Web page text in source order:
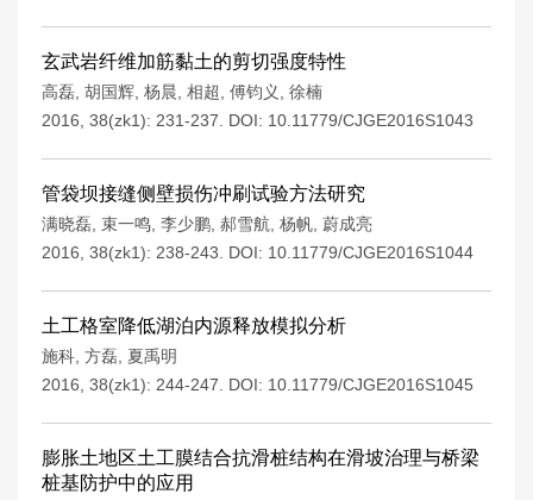
玄武岩纤维加筋黏土的剪切强度特性
高磊 胡国辉 杨晨 相超 傅钧义
徐楠
2016, 38(zk1): 231-237.
DOI: 10.11779/CJGE2016S1043
管袋坝接缝侧壁损伤冲刷试验方法研究
满晓磊 束一鸣 李少鹏 郝雪航 杨帆 蔚成亮
2016, 38(zk1): 238-243.
DOI: 10.11779/CJGE2016S1044
土工格室降低湖泊内源释放模拟分析
施科 方磊 夏禹明
2016, 38(zk1): 244-247.
DOI: 10.11779/CJGE2016S1045
膨胀土地区土工膜结合抗滑桩结构在滑坡治理与桥梁
桩基防护中的应用